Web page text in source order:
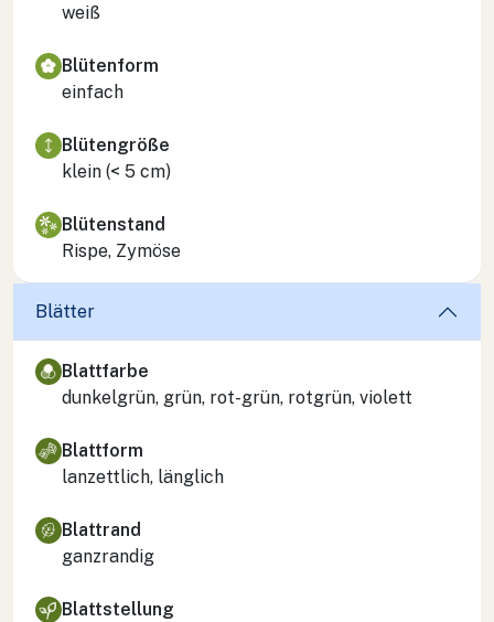
weiß
Blütenform
einfach
Blütengröße
klein (< 5 cm)
Blütenstand
Rispe, Zymöse
Blätter
Blattfarbe
dunkelgrün, grün, rot-grün, rotgrün, violett
Blattform
lanzettlich, länglich
Blattrand
ganzrandig
Blattstellung